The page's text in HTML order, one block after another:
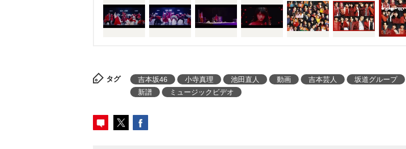
タグ 吉本坂46 小寺真理 池田直人 動画 吉本芸人
坂道グループ
新譜
ミュージックビデオ